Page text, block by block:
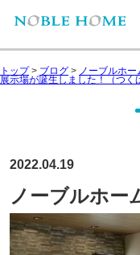
トップ> ブログ > ノーブルホ
展示場が誕生しました！（つく
2022.04.19
ノーブルホ